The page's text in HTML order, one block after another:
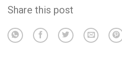
Share this post